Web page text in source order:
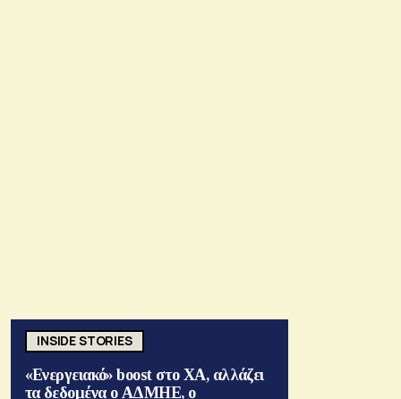
INSIDE STORIES
«Ενεργειακό» boost στο ΧΑ, αλλάζει
τα δεδομένα ο ΑΔΜΗΕ, ο